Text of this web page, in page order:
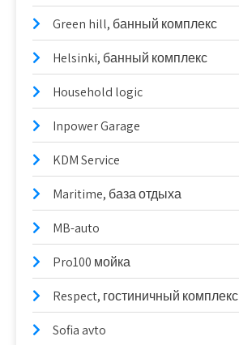
Green hill, банный комплекс
Helsinki, банный комплекс
Household logic
Inpower Garage
KDM Service
Maritime, база отдыха
MB-auto
Pro100 мойка
Respect, гостиничный комплекс
Sofia avto